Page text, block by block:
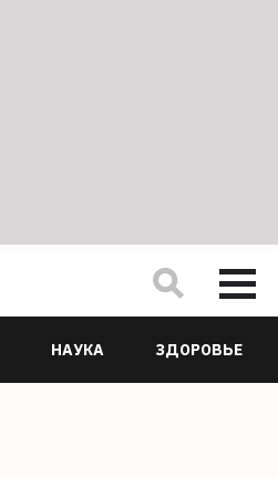
НАУКА ЗДОРОВЬЕ